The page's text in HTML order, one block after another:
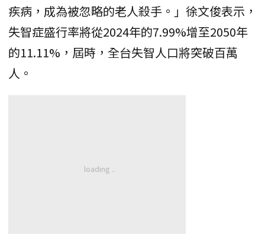
疾病，成為被忽略的老人殺手。」徐文俊表示，
失智症盛行率將從2024年的7.99%增至2050年
的11.11%，屆時，全台失智人口將突破百萬
人。